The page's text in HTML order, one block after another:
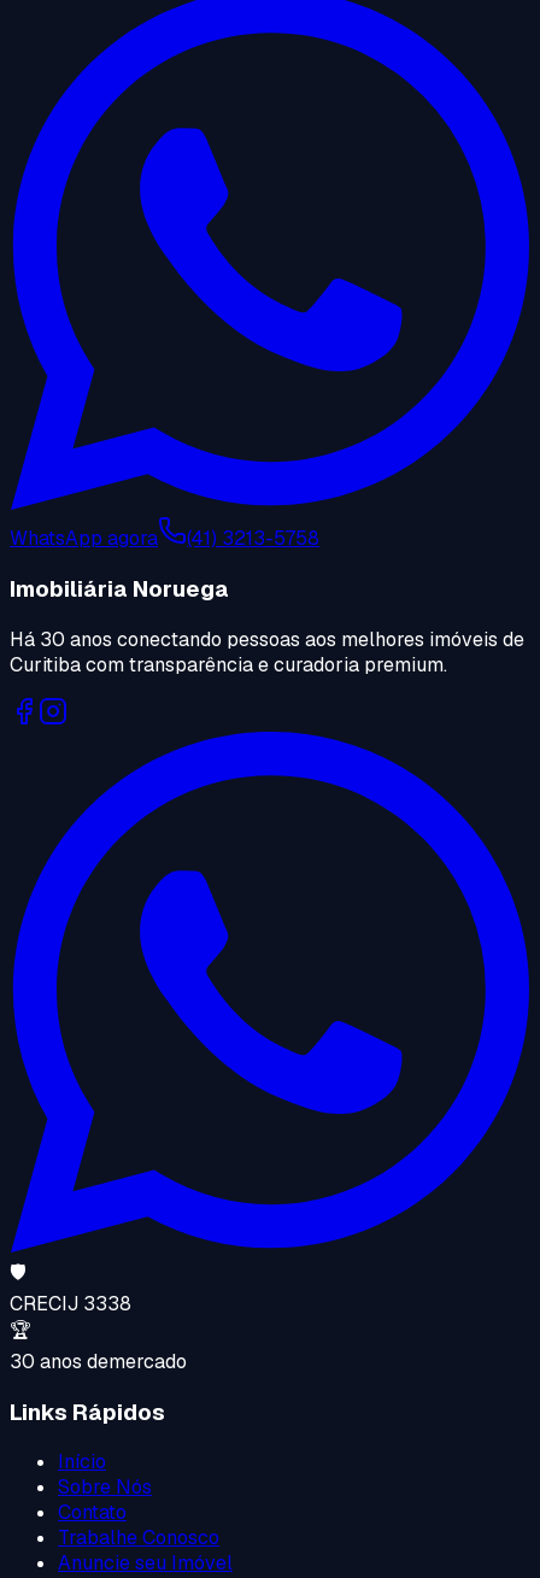
WhatsApp agora (41) 3213-5758
Imobiliária Noruega
Há 30 anos conectando pessoas aos melhores imóveis de
Curitiba com transparência e curadoria premium.
🛡️
CRECIJ 3338
🏆
30 anos demercado
Links Rápidos
Início
Sobre Nós
Contato
Trabalhe Conosco
Anuncie seu Imóvel